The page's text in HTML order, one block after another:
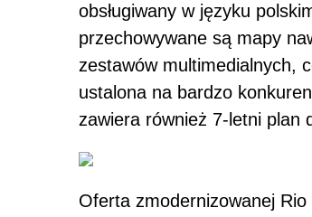
obsługiwany w języku
przechowywane są mapy
zestawów multimedialnych,
ustalona na bardzo
zawiera również 7-letni plan
Oferta zmodernizowanej